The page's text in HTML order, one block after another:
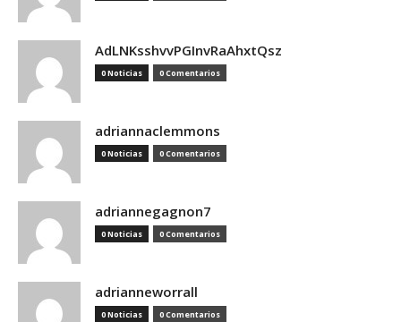
AdLNKsshvvPGInvRaAhxtQsz
0 Noticias 0 Comentarios
adriannaclemmons
0 Noticias 0 Comentarios
adriannegagnon7
0 Noticias 0 Comentarios
adrianneworrall
0 Noticias 0 Comentarios